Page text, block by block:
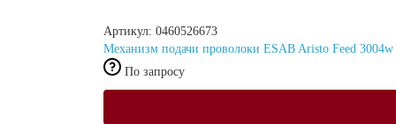
Артикул: 0460526673
Механизм подачи проволоки ESAB Aristo Feed
По запросу